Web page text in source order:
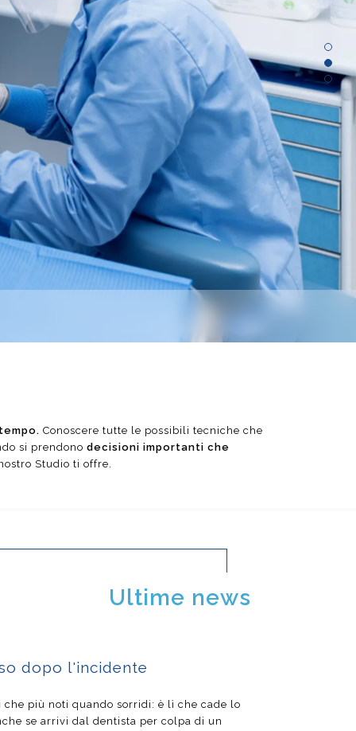
Conoscere tutte le possibili tecniche che
si prendono decisioni importanti che
Studio ti offre.
Ultime news
dopo l'incidente
più noti quando sorridi: è lì che cade lo
se arrivi dal dentista per colpa di un